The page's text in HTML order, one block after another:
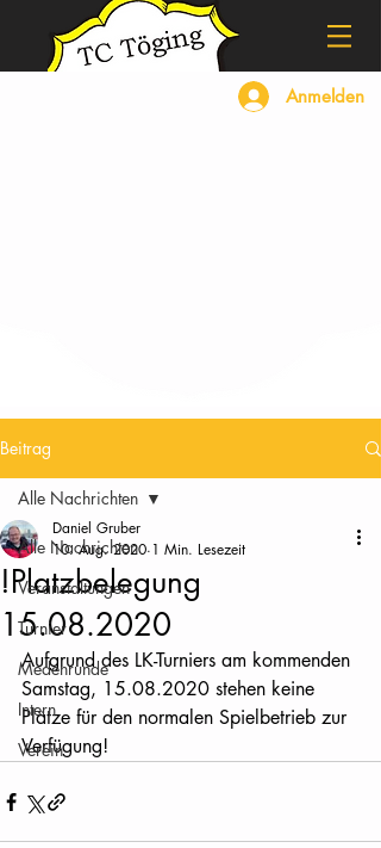
Anmelden
Beitrag
Alle Nachrichten
Veranstaltungen
Turnier
Medenrunde
Intern
Verein
Alle Nachrichten
!Platzbelegung
15.08.2020
Daniel Gruber
10. Aug. 2020 1 Min. Lesezeit
Aufgrund des LK-Turniers am kommenden
Samstag, 15.08.2020 stehen keine
Plätze für den normalen Spielbetrieb zur
Verfügung!